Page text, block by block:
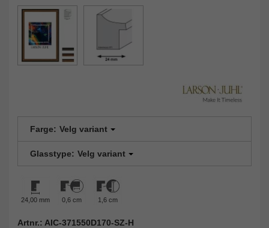
Farge: Velg variant
Glasstype: Velg variant
24,00 mm 0,6 cm 1,6 cm
Artnr.: AIC-371550D170-SZ-H